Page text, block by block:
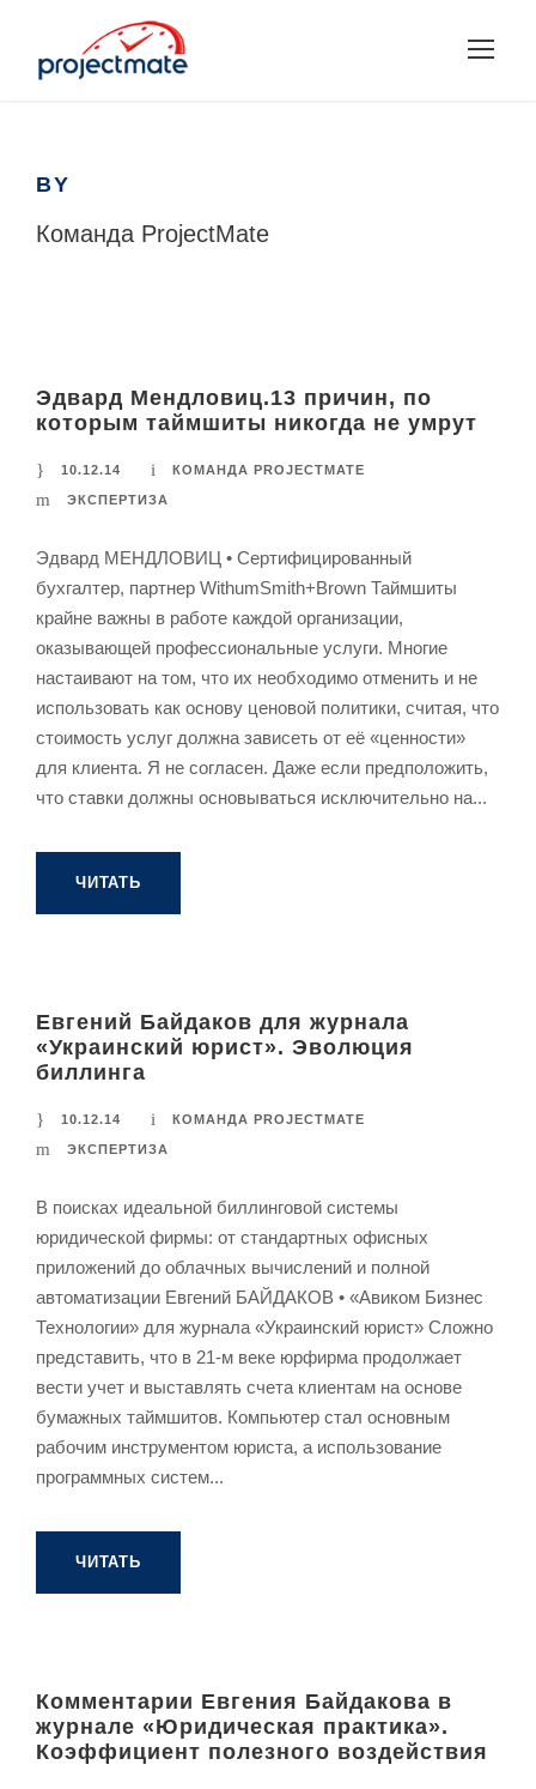
BY
Команда ProjectMate
Эдвард Мендловиц.13 причин, по
которым таймшиты никогда не умрут
10.12.14 КОМАНДА PROJECTMATE
ЭКСПЕРТИЗА
Эдвард МЕНДЛОВИЦ • Сертифицированный
бухгалтер, партнер WithumSmith+Brown Таймшиты
крайне важны в работе каждой организации,
оказывающей профессиональные услуги. Многие
настаивают на том, что их необходимо отменить и не
использовать как основу ценовой политики, считая, что
стоимость услуг должна зависеть от её «ценности»
для клиента. Я не согласен. Даже если предположить,
что ставки должны основываться исключительно на...
ЧИТАТЬ
Евгений Байдаков для журнала
«Украинский юрист». Эволюция
биллинга
10.12.14 КОМАНДА PROJECTMATE
ЭКСПЕРТИЗА
В поисках идеальной биллинговой системы
юридической фирмы: от стандартных офисных
приложений до облачных вычислений и полной
автоматизации Евгений БАЙДАКОВ • «Авиком Бизнес
Технологии» для журнала «Украинский юрист» Сложно
представить, что в 21-м веке юрфирма продолжает
вести учет и выставлять счета клиентам на основе
бумажных таймшитов. Компьютер стал основным
рабочим инструментом юриста, а использование
программных систем...
ЧИТАТЬ
Комментарии Евгения Байдакова в
журнале «Юридическая практика».
Коэффициент полезного воздействия